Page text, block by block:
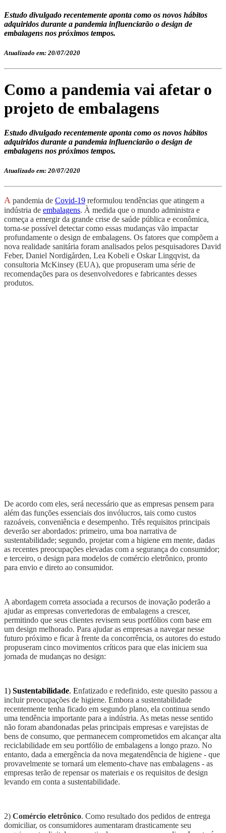
Estudo divulgado recentemente aponta como os novos hábitos
adquiridos durante a pandemia influenciarão o design de
embalagens nos próximos tempos.
Atualizado em: 20/07/2020
Como a pandemia vai afetar o
projeto de embalagens
Estudo divulgado recentemente aponta como os novos hábitos
adquiridos durante a pandemia influenciarão o design de
embalagens nos próximos tempos.
Atualizado em: 20/07/2020
A pandemia de Covid-19 reformulou tendências que atingem a
indústria de embalagens. À medida que o mundo administra e
começa a emergir da grande crise de saúde pública e econômica,
torna-se possível detectar como essas mudanças vão impactar
profundamente o design de embalagens. Os fatores que compõem a
nova realidade sanitária foram analisados pelos pesquisadores David
Feber, Daniel Nordigården, Lea Kobeli e Oskar Lingqvist, da
consultoria McKinsey (EUA), que propuseram uma série de
recomendações para os desenvolvedores e fabricantes desses
produtos.
De acordo com eles, será necessário que as empresas pensem para
além das funções essenciais dos invólucros, tais como custos
razoáveis, conveniência e desempenho. Três requisitos principais
deverão ser abordados: primeiro, uma boa narrativa de
sustentabilidade; segundo, projetar com a higiene em mente, dadas
as recentes preocupações elevadas com a segurança do consumidor;
e terceiro, o design para modelos de comércio eletrônico, pronto
para envio e direto ao consumidor.
A abordagem correta associada a recursos de inovação poderão a
ajudar as empresas convertedoras de embalagens a crescer,
permitindo que seus clientes revisem seus portfólios com base em
um design melhorado. Para ajudar as empresas a navegar nesse
futuro próximo e ficar à frente da concorrência, os autores do estudo
propuseram cinco movimentos críticos para que elas iniciem sua
jornada de mudanças no design:
1) Sustentabilidade. Enfatizado e redefinido, este quesito passou a
incluir preocupações de higiene. Embora a sustentabilidade
recentemente tenha ficado em segundo plano, ela continua sendo
uma tendência importante para a indústria. As metas nesse sentido
não foram abandonadas pelas principais empresas e varejistas de
bens de consumo, que permanecem comprometidos em alcançar alta
reciclabilidade em seu portfólio de embalagens a longo prazo. No
entanto, dada a emergência da nova megatendência de higiene - que
provavelmente se tornará um elemento-chave nas embalagens - as
empresas terão de repensar os materiais e os requisitos de design
levando em conta a sustentabilidade.
2) Comércio eletrônico. Como resultado dos pedidos de entrega
domiciliar, os consumidores aumentaram drasticamente seu